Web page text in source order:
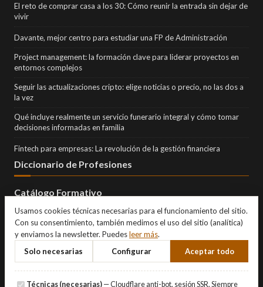
El reto de comprar casa a los 30: Cómo reunir la entrada sin dejar de
vivir
Davante, mejor centro para estudiar una FP de Administración
Project management: la formación clave para liderar proyectos en
entornos complejos
Seguir las actualizaciones cripto: elige noticias o precio, no las dos a
la vez
Qué incluye realmente un servicio funerario integral y cómo tomar
decisiones informadas en familia
Fintech para empresas: La revolución de la gestión financiera
Diccionario de Profesiones
Catálogo Formativo
Usamos cookies técnicas necesarias para el funcionamiento del sitio.
Con su consentimiento, también medimos el uso del sitio (analítica)
y enviamos la newsletter. Puedesleer más.
Solo necesarias
Configurar Aceptar todo
Técnicas (necesarias) — Cloudflare anti-bot, sesión SSR. Siempre